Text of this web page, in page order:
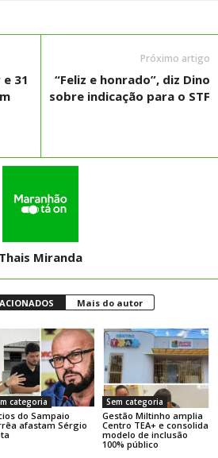
31
Próximo artigo
“Feliz e honrado”, diz Dino
sobre indicação para o STF
Thais Miranda
Mais do autor
categoria
do Sampaio
afastam Sérgio
Sem categoria
Gestão Miltinho amplia
Centro TEA+ e consolida
modelo de inclusão
100% público